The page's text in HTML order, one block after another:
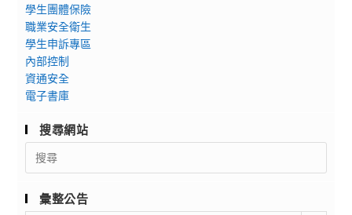
學生團體保險
職業安全衛生
學生申訴專區
內部控制
資通安全
電子書庫
搜尋網站
Search
for:
彙整公告